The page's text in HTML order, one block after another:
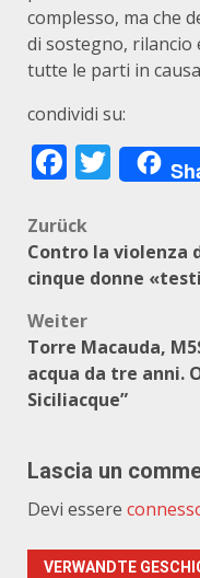
complesso, ma che
di sostegno, rilancio
tutte le parti in
condividi su:
Zurück
Contro la violenza
cinque donne
Weiter
Torre Macauda,
acqua da tre anni.
Siciliacque”
Lascia un
Devi essere
VERWANDTE